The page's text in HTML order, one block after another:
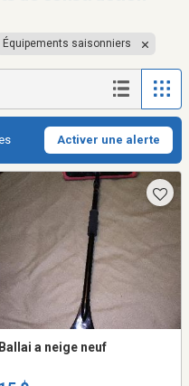
Équipements saisonniers
Activer une alerte
Ballai a neige neuf